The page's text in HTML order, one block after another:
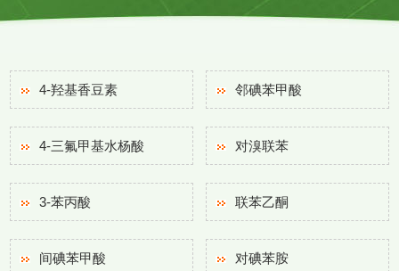
4-羟基香豆素 邻碘苯甲酸
4-三氟甲基水杨酸 对溴联苯
3-苯丙酸 联苯乙酮
间碘苯甲酸 对碘苯胺